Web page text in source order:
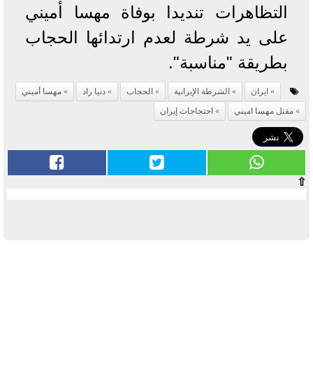
التظاهرات تنديدا بوفاة مهسا أميني
على يد شرطة لعدم ارتدائها الحجاب
بطريقة "مناسبة".
ايران الشرطة الإيرانية الحجاب دنيا راد
مهسا أميني
مقتل مهسا اميني
احتجاجات إيران
⇧